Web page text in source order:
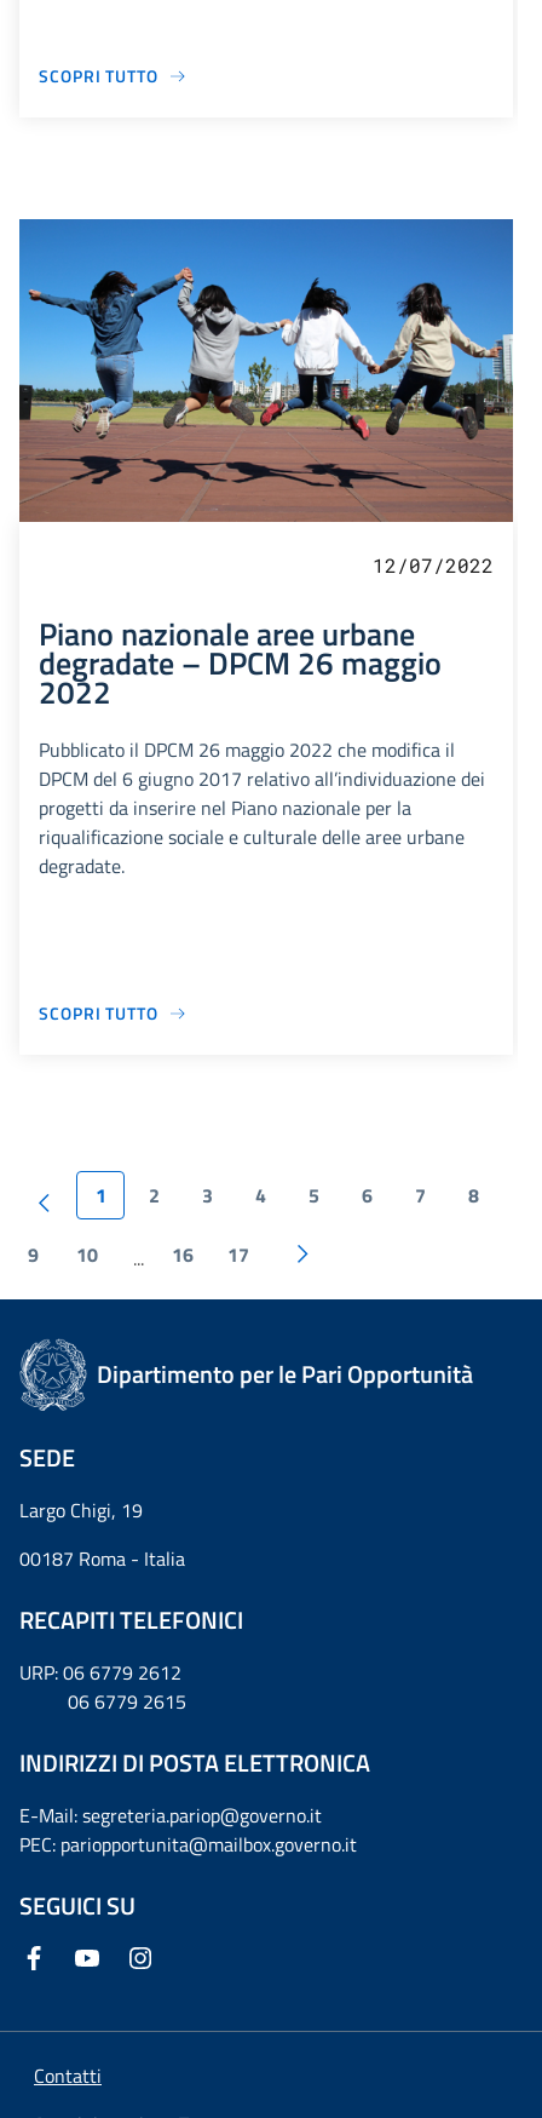
SCOPRI TUTTO
12/07/2022
Piano nazionale aree urbane
degradate – DPCM 26 maggio
2022
Pubblicato il DPCM 26 maggio 2022 che modifica il
DPCM del 6 giugno 2017 relativo all’individuazione dei
progetti da inserire nel Piano nazionale per la
riqualificazione sociale e culturale delle aree urbane
degradate.
SCOPRI TUTTO
1 2 3 4 5 6 7 8
9 10 ... 16 17
Dipartimento per le Pari Opportunità
SEDE
Largo Chigi, 19
00187 Roma - Italia
RECAPITI TELEFONICI
URP: 06 6779 2612
06 6779 2615
INDIRIZZI DI POSTA ELETTRONICA
E-Mail: segreteria.pariop@governo.it
PEC: pariopportunita@mailbox.governo.it
SEGUICI SU
Contatti